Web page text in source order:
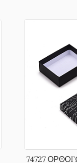
74727